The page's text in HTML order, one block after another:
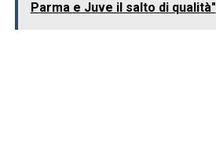
Parma e Juve il salto di qualità"